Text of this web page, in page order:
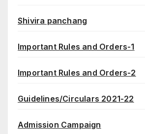
Shivira panchang
Important Rules and Orders-1
Important Rules and Orders-2
Guidelines/Circulars 2021-22
Admission Campaign